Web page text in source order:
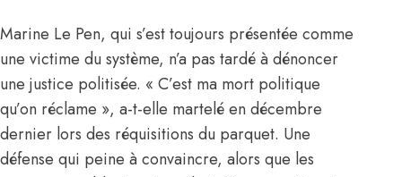
Marine Le Pen, qui s’est toujours présentée comme
une victime du système, n’a pas tardé à dénoncer
une justice politisée. « C’est ma mort politique
qu’on réclame », a-t-elle martelé en décembre
dernier lors des réquisitions du parquet. Une
défense qui peine à convaincre, alors que les